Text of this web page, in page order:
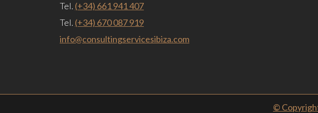
Tel. (+34) 661 941 407
Tel. (+34) 670 087 919
info@consultingservicesibiza.com
©